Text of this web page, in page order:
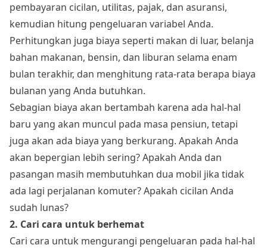
pembayaran cicilan, utilitas, pajak, dan asuransi,
kemudian hitung pengeluaran variabel Anda.
Perhitungkan juga biaya seperti makan di luar, belanja
bahan makanan, bensin, dan liburan selama enam
bulan terakhir, dan menghitung rata-rata berapa biaya
bulanan yang Anda butuhkan.
Sebagian biaya akan bertambah karena ada hal-hal
baru yang akan muncul pada masa pensiun, tetapi
juga akan ada biaya yang berkurang. Apakah Anda
akan bepergian lebih sering? Apakah Anda dan
pasangan masih membutuhkan dua mobil jika tidak
ada lagi perjalanan komuter? Apakah cicilan Anda
sudah lunas?
2. Cari cara untuk berhemat
Cari cara untuk mengurangi pengeluaran pada hal-hal